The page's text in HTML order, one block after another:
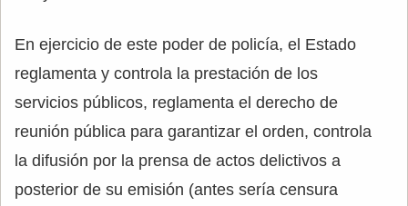
En ejercicio de este poder de policía, el Estado
reglamenta y controla la prestación de los
servicios públicos, reglamenta el derecho de
reunión pública para garantizar el orden, controla
la difusión por la prensa de actos delictivos a
posterior de su emisión (antes sería censura